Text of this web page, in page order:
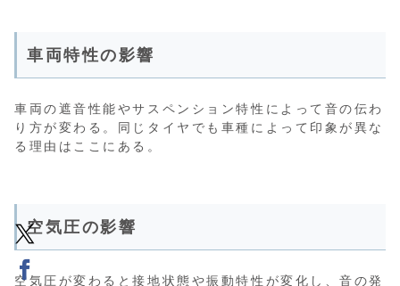
車両特性の影響
車両の遮音性能やサスペンション特性によって音の伝わ
り方が変わる。同じタイヤでも車種によって印象が異な
る理由はここにある。
空気圧の影響
空気圧が変わると接地状態や振動特性が変化し、音の発